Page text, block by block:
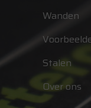
Wanden
Stalen
Over ons